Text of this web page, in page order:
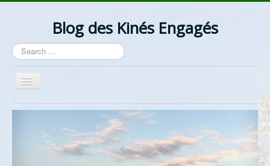
Blog des Kinés Engagés
Search
...
Toggle
Navigation
Bienvenue
Actualités
La Profession